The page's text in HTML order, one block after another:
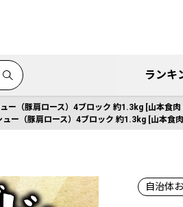
ランキ
ー（豚肩ロース）4ブロック 約1.3kg [山本食
ー（豚肩ロース）4ブロック 約1.3kg [山本
自治体